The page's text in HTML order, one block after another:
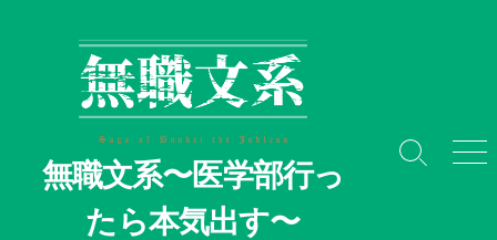
無職文系〜医学部行っ
たら本気出す〜
検
メ